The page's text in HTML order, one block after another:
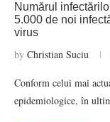
Numărul
5.000 de noi
virus
by Christian Suciu
Conform celui mai
epidemiologice, în